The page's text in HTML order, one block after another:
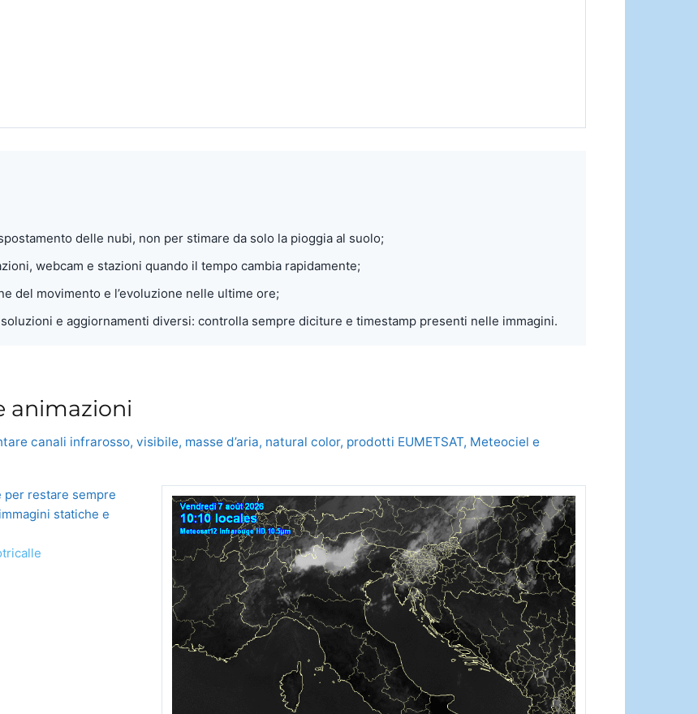
delle nubi, non per stimare da solo la pioggia al suolo;
webcam e stazioni quando il tempo cambia rapidamente;
del movimento e l’evoluzione nelle ultime ore;
e aggiornamenti diversi: controlla sempre diciture e timestamp presenti nelle immagini.
animazioni
canali infrarosso, visibile, masse d’aria, natural color, prodotti EUMETSAT, Meteociel e
per restare sempre
statiche e